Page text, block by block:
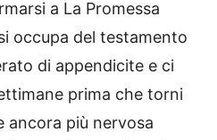
a La Promessa
occupa del testamento
di appendicite e ci
prima che torni
ancora più nervosa